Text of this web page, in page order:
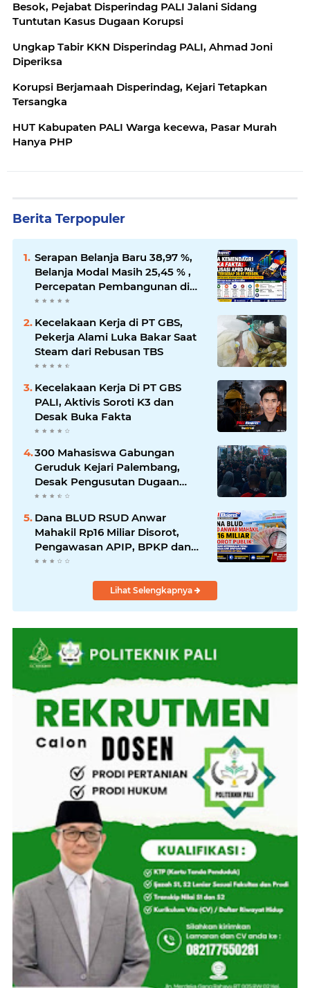
Besok, Pejabat Disperindag PALI Jalani Sidang
Tuntutan Kasus Dugaan Korupsi
Ungkap Tabir KKN Disperindag PALI, Ahmad Joni
Diperiksa
Korupsi Berjamaah Disperindag, Kejari Tetapkan
Tersangka
HUT Kabupaten PALI Warga kecewa, Pasar Murah
Hanya PHP
Berita Terpopuler
Serapan Belanja Baru 38,97 %,
Belanja Modal Masih 25,45 % ,
Percepatan Pembangunan di
PALI Dipertanyakan
Kecelakaan Kerja di PT GBS,
Pekerja Alami Luka Bakar Saat
Steam dari Rebusan TBS
Kecelakaan Kerja Di PT GBS
PALI, Aktivis Soroti K3 dan
Desak Buka Fakta
300 Mahasiswa Gabungan
Geruduk Kejari Palembang,
Desak Pengusutan Dugaan
Korupsi Tanpa Tebang Pilih
Dana BLUD RSUD Anwar
Mahakil Rp16 Miliar Disorot,
Pengawasan APIP, BPKP dan
BPK Harus Bergerak Optimal
Lihat Selengkapnya